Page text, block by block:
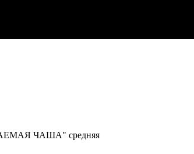
ЧАША" средняя